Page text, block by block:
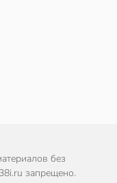
без
запрещено.